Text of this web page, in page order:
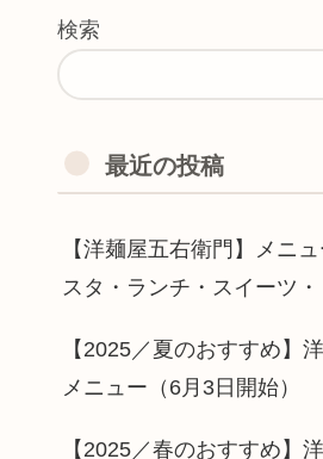
検索
最近の投稿
【洋麺屋五右衛門】メニ
スタ・ランチ・スイーツ
【2025／夏のおすすめ】
メニュー（6月3日開始）
【2025／春のおすすめ】